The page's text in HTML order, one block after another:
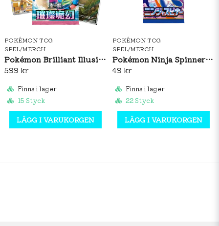
POKÉMON TCG
SPEL/MERCH
Pokémon Brilliant Illusions CSV8C Booster Box Slim (S-CH)
599 kr
Finns i lager
15 Styck
LÄGG I VARUKORGEN
POKÉMON TCG
SPEL/MERCH
Pokémon Ninja Spinner Booster Pack (JP)
49 kr
Finns i lager
22 Styck
LÄGG I VARUKORGEN